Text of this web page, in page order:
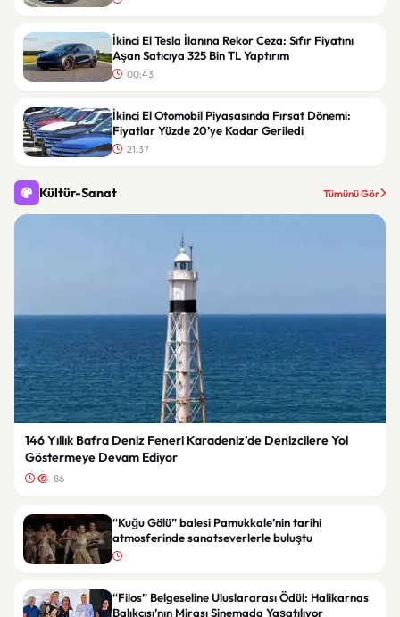
İkinci El Tesla İlanına Rekor Ceza: Sıfır Fiyatını
Aşan Satıcıya 325 Bin TL Yaptırım
00:43
İkinci El Otomobil Piyasasında Fırsat Dönemi:
Fiyatlar Yüzde 20’ye Kadar Geriledi
21:37
Kültür-Sanat Tümünü Gör
146 Yıllık Bafra Deniz Feneri Karadeniz’de Denizcilere Yol
Göstermeye Devam Ediyor
86
“Kuğu Gölü” balesi Pamukkale’nin tarihi
atmosferinde sanatseverlerle buluştu
“Filos” Belgeseline Uluslararası Ödül: Halikarnas
Balıkçısı’nın Mirası Sinemada Yaşatılıyor